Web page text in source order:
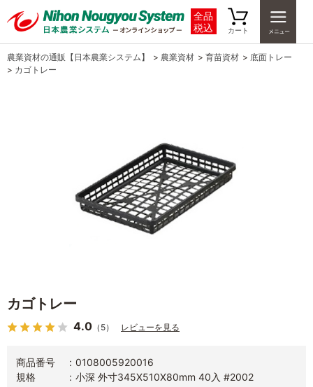
全品
税込
カート
農業資材の通販【日本農業システム】 > 農業資材 > 育苗資材 > 底面トレー
> カゴトレー
カゴトレー
4.0 （5） レビューを見る
商品番号
0108005920016
規格
小深 外寸345X510X80mm 40入 #2002